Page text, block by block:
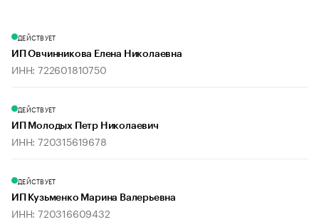
ДЕЙСТВУЕТ
ИП Овчинникова Елена Николаевна
ИНН: 722601810750
ДЕЙСТВУЕТ
ИП Молодых Петр Николаевич
ИНН: 720315619678
ДЕЙСТВУЕТ
ИП Кузьменко Марина Валерьевна
ИНН: 720316609432